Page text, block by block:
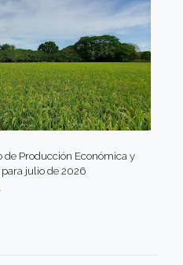
de Producción Económica y
para julio de 2026